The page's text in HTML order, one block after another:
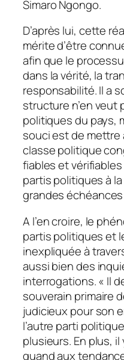
Simaro Ngongo.
D’après lui, cette
mérite d’être
afin que le
dans la vérité, la
responsabilité. Il a
structure n’en veut
politiques du pays,
souci est de mettre
classe politique
fiables et
partis politiques à
grandes
A l’en croire, le
partis politiques et
inexpliquée à
aussi bien des
interrogations. « Il
souverain primaire
judicieux pour son
l’autre parti
plusieurs. En plus,
quand aux